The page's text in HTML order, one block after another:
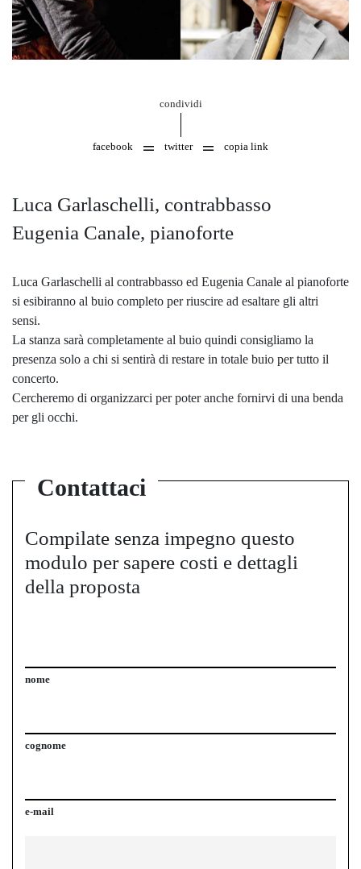
condividi
facebook twitter copia link
Luca Garlaschelli, contrabbasso
Eugenia Canale, pianoforte
Luca Garlaschelli al contrabbasso ed Eugenia Canale al pianoforte
si esibiranno al buio completo per riuscire ad esaltare gli altri
sensi.
La stanza sarà completamente al buio quindi consigliamo la
presenza solo a chi si sentirà di restare in totale buio per tutto il
concerto.
Cercheremo di organizzarci per poter anche fornirvi di una benda
per gli occhi.
Contattaci
Compilate senza impegno questo
modulo per sapere costi e dettagli
della proposta
nome
cognome
e-mail